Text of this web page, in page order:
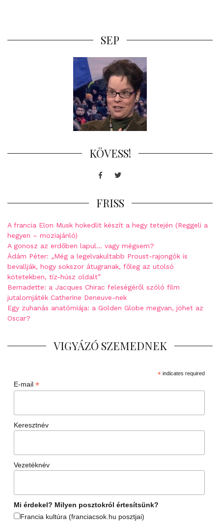
SEP
KÖVESS!
FacebookTwitter
FRISS
A francia Elon Musk hokedlit készít a hegy tetején (Reggeli a
hegyen – moziajánló)
A gonosz az erdőben lapul… vagy mégsem?
Ádám Péter: „Még a legelvakultabb Proust-rajongók is
bevallják, hogy sokszor átugranak, főleg az utolsó
kötetekben, tíz-húsz oldalt”
Bernadette: a Jacques Chirac feleségéről szóló film
jutalomjáték Catherine Deneuve-nek
Egy zuhanás anatómiája: a Golden Globe megvan, jöhet az
Oscar?
VIGYÁZÓ SZEMEDNEK
*indicates required
E-mail *
Keresztnév
Vezetéknév
Mi érdekel? Milyen posztokról értesítsünk?
Francia kultúra (franciacsok.hu posztjai)